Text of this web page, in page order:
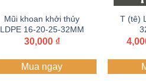
Mũi khoan khởi thủy
LDPE 16-20-25-32MM
lấy sỉ Zalo+hotline
30,000 ₫
Mua ngay
T (tê)